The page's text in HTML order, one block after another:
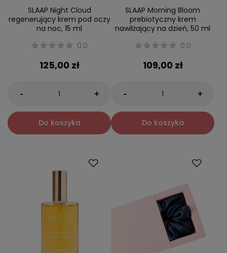
SLAAP Night Cloud
regenerujący krem pod oczy
na noc, 15 ml
0.0
125,00 zł
- +
Do koszyka
SLAAP Morning Bloom
prebiotyczny krem
nawilżający na dzień, 50 ml
0.0
109,00 zł
- +
Do koszyka